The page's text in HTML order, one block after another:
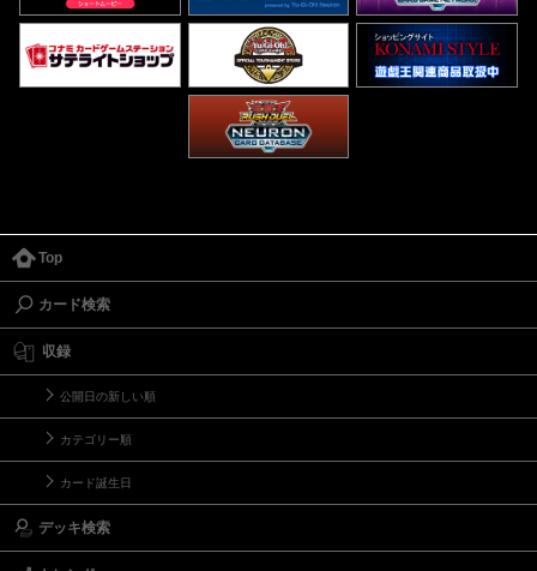
Top
カード検索
収録
公開日の新しい順
カテゴリー順
カード誕生日
デッキ検索